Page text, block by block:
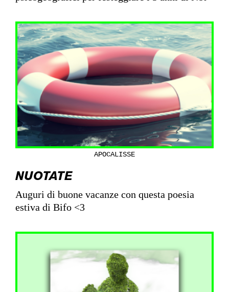
APOCALISSE
NUOTATE
Auguri di buone vacanze con questa poesia
estiva di Bifo <3